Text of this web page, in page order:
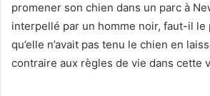
promener son chien dans un parc à
interpellé par un homme noir, faut-il le
qu’elle n’avait pas tenu le chien en
contraire aux règles de vie dans cette